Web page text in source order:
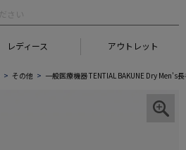
レディース アウトレット
その他 一般医療機器 TENTIAL BAKUNE Dry Men's